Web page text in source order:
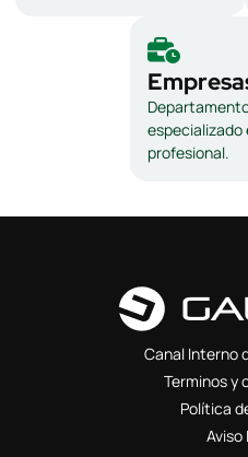
especializado
profesional.
Canal Interno
Terminos y
Política
Aviso